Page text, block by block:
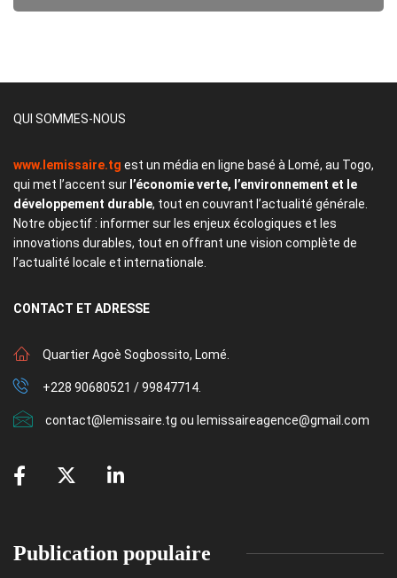
QUI SOMMES-NOUS
www.lemissaire.tg est un média en ligne basé à Lomé, au Togo,
qui met l’accent sur l’économie verte, l’environnement et le
développement durable, tout en couvrant l’actualité générale.
Notre objectif : informer sur les enjeux écologiques et les
innovations durables, tout en offrant une vision complète de
l’actualité locale et internationale.
CONTACT ET ADRESSE
Quartier Agoè Sogbossito, Lomé.
+228 90680521 / 99847714.
contact@lemissaire.tg ou lemissaireagence@gmail.com
Publication populaire